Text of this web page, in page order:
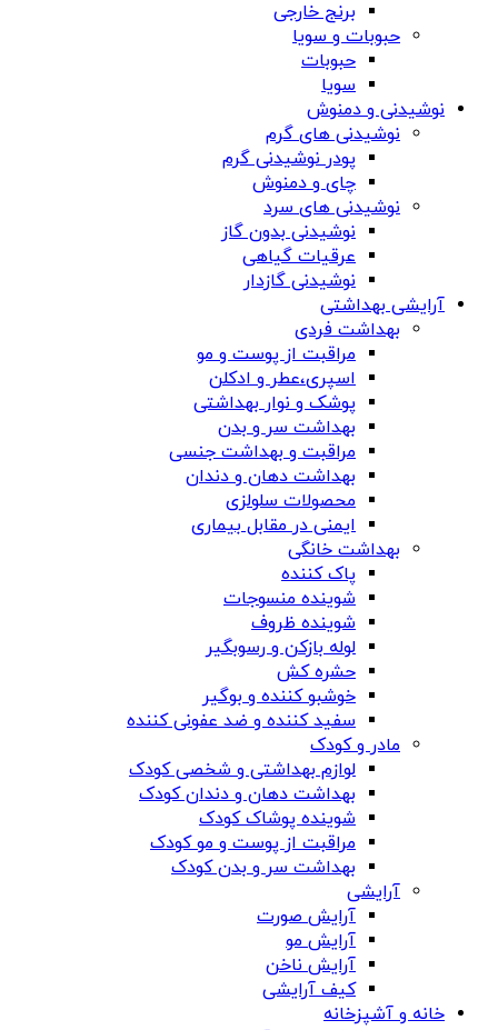
برنج خارجی
حبوبات و سویا
حبوبات
سویا
نوشیدنی و دمنوش
نوشیدنی های گرم
پودر نوشیدنی گرم
چای و دمنوش
نوشیدنی های سرد
نوشیدنی بدون گاز
عرقیات گیاهی
نوشیدنی گازدار
آرایشی بهداشتی
بهداشت فردی
مراقبت از پوست و مو
اسپری،عطر و ادکلن
پوشک و نوار بهداشتی
بهداشت سر و بدن
مراقبت و بهداشت جنسی
بهداشت دهان و دندان
محصولات سلولزی
ایمنی در مقابل بیماری
بهداشت خانگی
پاک کننده
شوینده منسوجات
شوینده ظروف
لوله بازکن و رسوبگیر
حشره کش
خوشبو کننده و بوگیر
سفید کننده و ضد عفونی کننده
مادر و کودک
لوازم بهداشتی و شخصی کودک
بهداشت دهان و دندان کودک
شوینده پوشاک کودک
مراقبت از پوست و مو کودک
بهداشت سر و بدن کودک
آرایشی
آرایش صورت
آرایش مو
آرایش ناخن
کیف آرایشی
خانه و آشپزخانه